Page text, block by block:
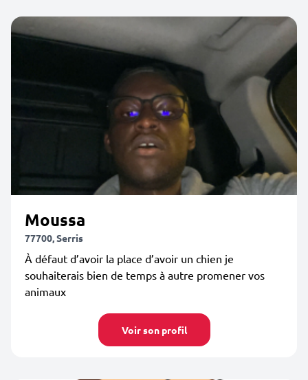
Moussa
77700, Serris
À défaut d’avoir la place d’avoir un chien je
souhaiterais bien de temps à autre promener vos
animaux
Voir son profil